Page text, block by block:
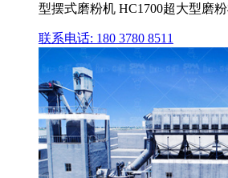
型摆式磨粉机 HC1700超大型磨
联系电话: 180 3780 8511